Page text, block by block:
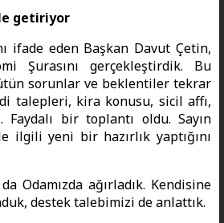
getiriyor
ifade eden Başkan Davut Çetin,
Şurasını gerçekleştirdik. Bu
sorunlar ve beklentiler tekrar
talepleri, kira konusu, sicil affı,
bir toplantı oldu. Sayın
ilgili yeni bir hazırlık yaptığını
Odamızda ağırladık. Kendisine
destek talebimizi de anlattık.